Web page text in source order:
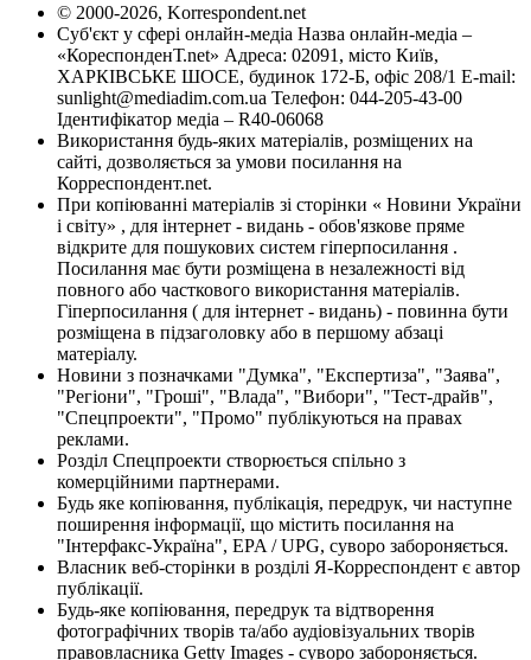
© 2000-2026, Korrespondent.net
Суб'єкт у сфері онлайн-медіа Назва онлайн-медіа –
«КореспонденТ.net» Адреса: 02091, місто Київ,
ХАРКІВСЬКЕ ШОСЕ, будинок 172-Б, офіс 208/1 E-mail:
sunlight@mediadim.com.ua Телефон: 044-205-43-00
Ідентифікатор медіа – R40-06068
Використання будь-яких матеріалів, розміщених на
сайті, дозволяється за умови посилання на
Корреспондент.net.
При копіюванні матеріалів зі сторінки « Новини України
і світу» , для інтернет - видань - обов'язкове пряме
відкрите для пошукових систем гіперпосилання .
Посилання має бути розміщена в незалежності від
повного або часткового використання матеріалів.
Гіперпосилання ( для інтернет - видань) - повинна бути
розміщена в підзаголовку або в першому абзаці
матеріалу.
Новини з позначками "Думка", "Експертиза", "Заява",
"Регіони", "Гроші", "Влада", "Вибори", "Тест-драйв",
"Спецпроекти", "Промо" публікуються на правах
реклами.
Розділ Спецпроекти створюється спільно з
комерційними партнерами.
Будь яке копіювання, публікація, передрук, чи наступне
поширення інформації, що містить посилання на
"Інтерфакс-Україна", EPA / UPG, суворо забороняється.
Власник веб-сторінки в розділі Я-Корреспондент є автор
публікації.
Будь-яке копіювання, передрук та відтворення
фотографічних творів та/або аудіовізуальних творів
правовласника Getty Images - суворо забороняється.